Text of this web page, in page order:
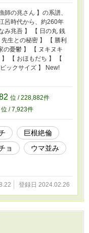
師の兆さん 】の系譜、
呂時代から、約260年
み兆吾 】 【 日の丸 銭
生との秘密 】 【 勝利
の憂鬱 】 【 ヌキヌキ
【 おほもだち 】 【
ックサイズ 】 New!
位 / 228,882件
位 / 7,923件
巨根絶倫
ョ
ウマ並み
登録日 2024.02.26